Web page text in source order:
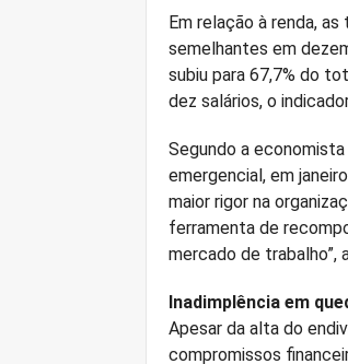
Em relação à renda,
semelhantes em
subiu para 67,7% do
dez salários, o
Segundo a
emergencial, em
maior rigor na
ferramenta de
mercado de trabalho”,
Inadimplência em
Apesar da alta do
compromissos